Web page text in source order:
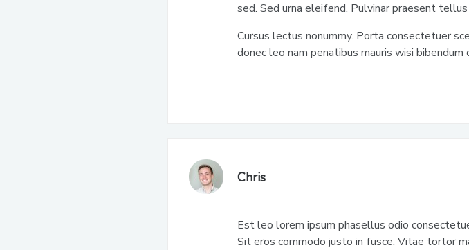
sed. Sed urna eleifend. Pulvinar praesent
Cursus lectus nonummy. Porta consectetuer
donec leo nam penatibus mauris wisi bibendum
Chris
Est leo lorem ipsum phasellus odio
Sit eros commodo justo in fusce. Vitae tortor